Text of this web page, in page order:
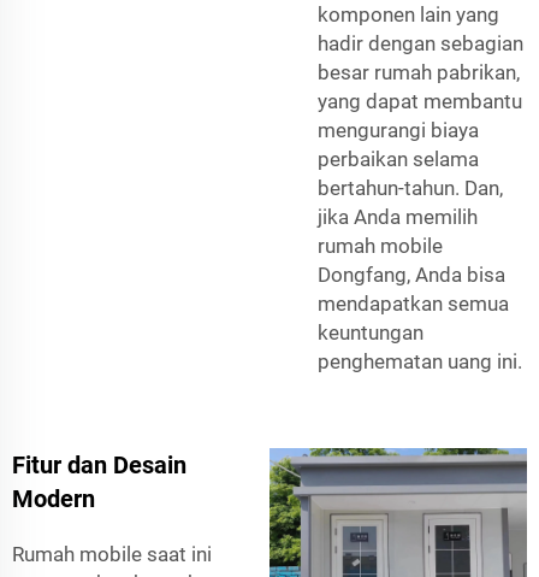
komponen lain yang
hadir dengan sebagian
besar rumah pabrikan,
yang dapat membantu
mengurangi biaya
perbaikan selama
bertahun-tahun. Dan,
jika Anda memilih
rumah mobile
Dongfang, Anda bisa
mendapatkan semua
keuntungan
penghematan uang ini.
Fitur dan Desain
Modern
Rumah mobile saat ini